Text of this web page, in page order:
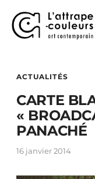
ACTUALITÉS
CARTE
«
PANACHÉ
16 janvier 2014